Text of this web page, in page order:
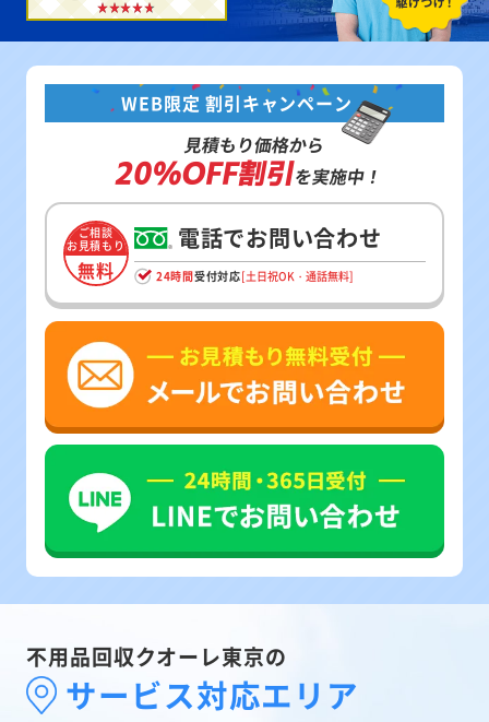
WEB限定 割引キャンペーン
見積もり価格から
20%OFF割引を実施中！
ご相談
お見積もり
無料
電話でお問い合わせ
24時間受付対応[土日祝OK・通話無料]
不用品回収クオーレ東京の
サービス対応エリア